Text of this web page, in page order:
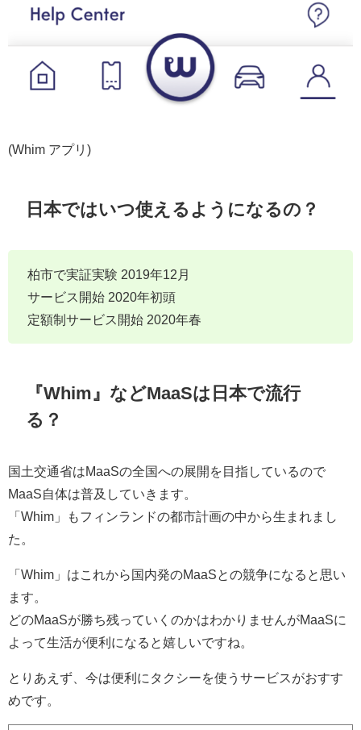
(Whim アプリ)
日本ではいつ使えるようになるの？
柏市で実証実験 2019年12月
サービス開始 2020年初頭
定額制サービス開始 2020年春
『Whim』などMaaSは日本で流行
る？
国土交通省はMaaSの全国への展開を目指しているので
MaaS自体は普及していきます。
「Whim」もフィンランドの都市計画の中から生まれまし
た。
「Whim」はこれから国内発のMaaSとの競争になると思い
ます。
どのMaaSが勝ち残っていくのかはわかりませんがMaaSに
よって生活が便利になると嬉しいですね。
とりあえず、今は便利にタクシーを使うサービスがおすす
めです。